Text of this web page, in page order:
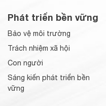
Phát triển bền vững
Bảo vệ môi trường
Trách nhiệm xã hội
Con người
Sáng kiến phát triển bền
vững